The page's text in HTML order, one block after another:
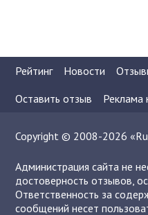
Рейтинг Новости
Оставить отзыв
Реклама
Copyright © 2008-2026
Администрация сайта не
достоверность отзывов,
Ответственность за
сообщений несет